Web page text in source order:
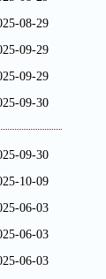
08-29
09-29
09-29
09-30
09-30
10-09
06-03
06-03
06-03